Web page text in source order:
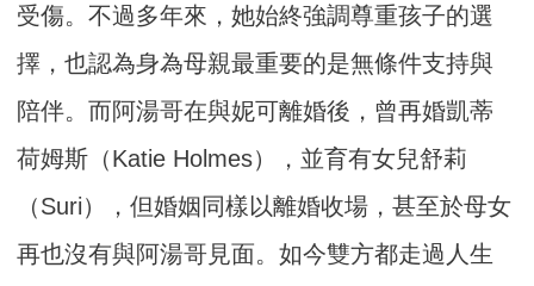
受傷。不過多年來，她始終強調尊重孩子的選
擇，也認為身為母親最重要的是無條件支持與
陪伴。而阿湯哥在與妮可離婚後，曾再婚凱蒂
荷姆斯（Katie Holmes），並育有女兒舒莉
（Suri），但婚姻同樣以離婚收場，甚至於母女
再也沒有與阿湯哥見面。如今雙方都走過人生